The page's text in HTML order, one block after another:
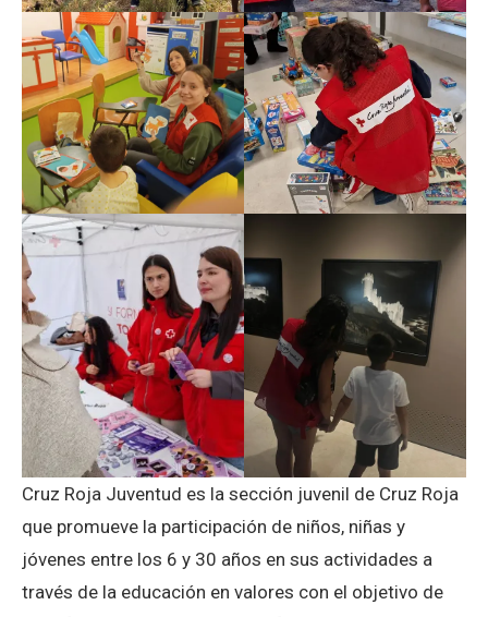
Cruz Roja Juventud es la sección juvenil de Cruz Roja
que promueve la participación de niños, niñas y
jóvenes entre los 6 y 30 años en sus actividades a
través de la educación en valores con el objetivo de